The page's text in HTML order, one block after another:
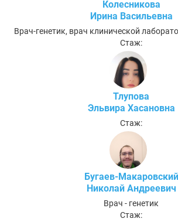
Колесникова
Ирина Васильевна
Врач-генетик, врач клинической
Стаж:
Тлупова
Эльвира Хасановна
Стаж:
Бугаев-Макаровский
Николай Андреевич
Врач - генетик
Стаж: